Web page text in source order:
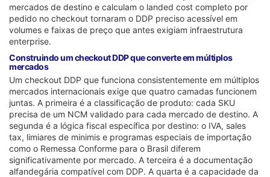
mercados de destino e calculam o landed cost completo por
pedido no checkout tornaram o DDP preciso acessível em
volumes e faixas de preço que antes exigiam infraestrutura
enterprise.
Construindo um checkout DDP que converte em múltiplos
mercados
Um checkout DDP que funciona consistentemente em múltiplos
mercados internacionais exige que quatro camadas funcionem
juntas. A primeira é a classificação de produto: cada SKU
precisa de um NCM validado para cada mercado de destino. A
segunda é a lógica fiscal específica por destino: o IVA, sales
tax, limiares de minimis e programas especiais de importação
como o Remessa Conforme para o Brasil diferem
significativamente por mercado. A terceira é a documentação
alfandegária compatível com DDP. A quarta é a capacidade da